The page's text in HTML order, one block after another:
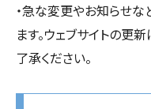
・急な変更やお知らせ
ます。ウェブサイトの更
了承ください。